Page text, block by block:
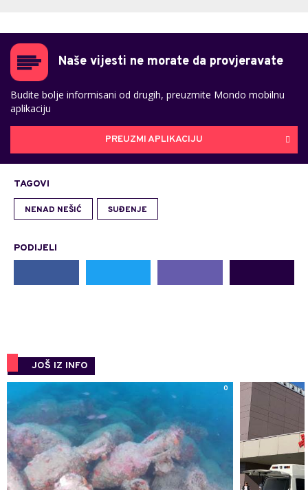
Naše vijesti ne morate da provjeravate
Budite bolje informisani od drugih, preuzmite Mondo mobilnu
aplikaciju
PREUZMI APLIKACIJU
TAGOVI
NENAD NEŠIĆ SUĐENJE
PODIJELI
JOŠ IZ INFO
0